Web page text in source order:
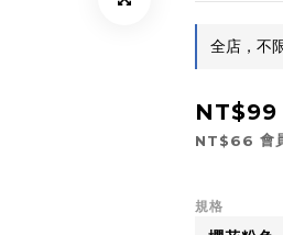
全店，不
NT$99
NT$66 會
規格